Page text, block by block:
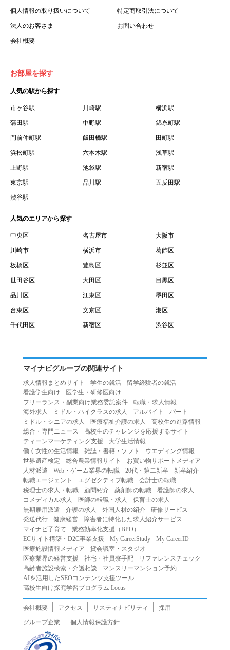
ます。
５.「会員」とは、第２章第１条に基づき会員登録が完了し
た個人を意味します。
録した情報、本サービス利用中に当社が登録を求めた情報
った場合の当該情報を意味します。
７.「本会員制度」とは、会員による本サービスの利用の促
進を目的とした会員制度を意味します。
借契約書およびオプション注文書を意味します。
９.「契約期間開始日」とは、定期建物賃貸借契約（以下
「賃貸借契約」と言います）の開始日のことで、利用者の
賃借権が発生する日を意味します。
するために、選んだ物件を保留することを意味します。
１１.「予約情報」とは、物件を予約するために必要な当社
所定の情報を意味します。物件情報や期間、オプション等
１２.「キャンセル」とは、賃貸借契約締結後から契約期間
開始日前までに、利用者が賃貸借契約を解除することを意
味します。
１３.「中途解約」とは、賃貸借契約期間の途中で、利用者
１.利用者は、本サービスを利用する上で次の各号に定める
とします。
（１）重複、虚偽の情報、または自己以外の情報を登録す
る行為
（２）第三者になりすまして本サービスを利用する行為
（３）当社または第三者の著作権等の知的財産権、プライ
バシー、その他の権利を侵害する行為
（４）当社または第三者を誹謗中傷する行為
（５）当社または第三者に不利益を与える行為
（６）営利を目的とした行為
（７）政治・選挙・宗教活動またはそれらに類する行為
（８）本サービスの運営を妨害する行為
（９）法令違反、犯罪行為、または公序良俗に反する行為
（１０）暴力的な要求行為、または法的な責任を超えた不
当な要求行為
（１１）その他当社が不適切であると判断する行為
２.当社は、前項の定めに該当する行為を行った利用者に対
の提供を停止または中断することができるものとします。
第５条（免責）
１.当社は、本サービスの利用（これらに伴う当社または第
三者の情報提供行為等を含みます）により、利用者に生じ
個人情報の取り扱いについて 特定商取引法について
法人のお客さま お問い合わせ
会社概要
お部屋を探す
人気の駅から探す
市ヶ谷駅 川崎駅 横浜駅
蒲田駅 中野駅 錦糸町駅
門前仲町駅 飯田橋駅 田町駅
浜松町駅 六本木駅 浅草駅
上野駅 池袋駅 新宿駅
東京駅 品川駅 五反田駅
渋谷駅
人気のエリアから探す
中央区 名古屋市 大阪市
川崎市 横浜市 葛飾区
板橋区 豊島区 杉並区
世田谷区 大田区 目黒区
品川区 江東区 墨田区
台東区 文京区 港区
千代田区 新宿区 渋谷区
マイナビグループの関連サイト
求人情報まとめサイト 学生の就活
留学経験者の就活
看護学生向け
医学生・研修医向け
フリーランス・副業向け業務委託案件
転職・求人情報
海外求人
ミドル・ハイクラスの求人 アルバイト
パート
ミドル・シニアの求人
医療福祉介護の求人
高校生の進路情報
総合・専門ニュース
高校生のチャレンジを応援するサイト
ティーンマーケティング支援
大学生活情報
働く女性の生活情報
雑誌・書籍・ソフト
ウエディング情報
世界遺産検定
総合農業情報サイト
お買い物サポートメディア
人材派遣
Web・ゲーム業界の転職 20代・第二新卒
新卒紹介
転職エージェント
エグゼクティブ転職
会計士の転職
税理士の求人・転職
顧問紹介 薬剤師の転職
看護師の求人
コメディカル求人
医師の転職・求人
保育士の求人
無期雇用派遣
介護の求人 外国人材の紹介
研修サービス
発送代行
健康経営
障害者に特化した求人紹介サービス
マイナビ子育て
業務効率化支援（BPO）
ECサイト構築・D2C事業支援
My CareerStudy
My CareerID
医療施設情報メディア
貸会議室・スタジオ
医療業界の経営支援
社宅・社員寮手配
リファレンスチェック
高齢者施設検索・介護相談
マンスリーマンション予約
AIを活用したSEOコンテンツ支援ツール
高校生向け探究学習プログラム Locus
会社概要 アクセス サスティナビリティ
採用
グループ企業
個人情報保護方針